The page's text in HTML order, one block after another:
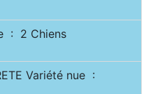
: 2 Chiens
Variété nue :